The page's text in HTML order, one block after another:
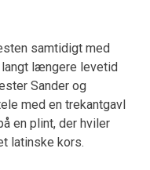
samtidigt med
langt længere levetid
Sander og
med en trekantgavl
en plint, der hviler
latinske kors.